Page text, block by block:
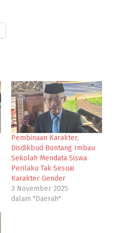
Pembinaan Karakter,
Disdikbud Bontang Imbau
Sekolah Mendata Siswa
Perilaku Tak Sesuai
Karakter Gender
3 November 2025
dalam "Daerah"